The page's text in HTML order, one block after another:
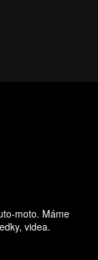
moto. Máme
videa.